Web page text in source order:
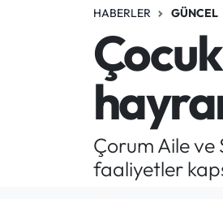
HABERLER GÜNCEL
Çorum Aile ve
faaliyetler
Bayat Haberleri
Bilgi - Keşfet Haberleri
Bilim ve Teknoloji
Boğazkale Haberleri
Çorum Haberleri
Çorum Hava Durumu
Çorum Namaz Vakitleri
Çorum Trafik Yoğunluk
TFF 1.Lig Puan Durumu ve
Tüm Manşetler